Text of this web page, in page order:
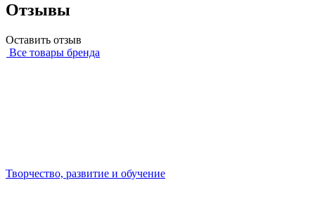
Отзывы
Оставить отзыв
Все товары бренда
Творчество, развитие и обучение